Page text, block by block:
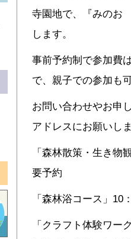
寺園地で、『みの
します。
事前予約制で参加費
で、親子での参加も
お問い合わせやお申
アドレスにお願いし
「森林散策・生き
要予約
「森林浴コース」
「クラフト体験ワ